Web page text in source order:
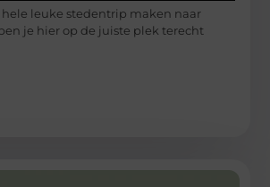
leuke stedentrip maken naar
je hier op de juiste plek terecht